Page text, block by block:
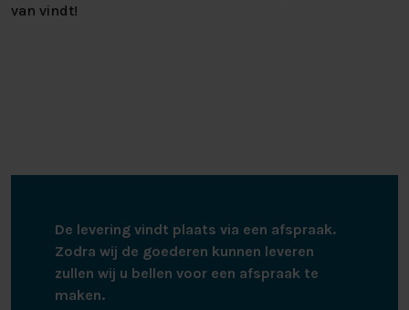
van vindt!
De levering vindt plaats via een afspraak.
Zodra wij de goederen kunnen leveren
zullen wij u bellen voor een afspraak te
maken.